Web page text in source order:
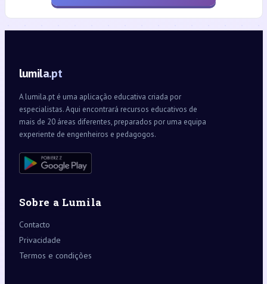
lumila.pt
A lumila.pt é uma aplicação educativa criada por
especialistas. Aqui encontrará recursos educativos de
mais de 20 áreas diferentes, preparados por uma equipa
experiente de engenheiros e pedagogos.
Sobre a Lumila
Contacto
Privacidade
Termos e condições